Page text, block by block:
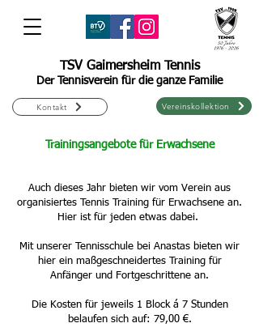
TSV Gaimersheim Tennis
Der Tennisverein für die ganze Familie
Vereinskollektion
Kontakt
Trainingsangebote für Erwachsene
Auch dieses Jahr bieten wir vom Verein aus
organisiertes Tennis Training für Erwachsene an.
Hier ist für jeden etwas dabei.
Mit unserer Tennisschule bei Anastas bieten wir
hier ein maßgeschneidertes Training für
Anfänger und Fortgeschrittene an.
Die Kosten für jeweils 1 Block á 7 Stunden
belaufen sich auf: 79,00 €.